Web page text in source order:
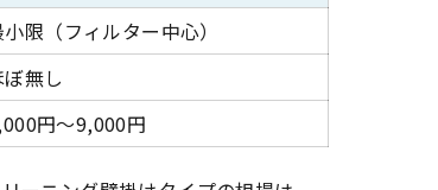
限（フィルター中心）
ぼ無し
円〜9,000円